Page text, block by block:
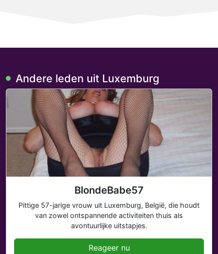
Andere leden uit Luxemburg
BlondeBabe57
Pittige 57-jarige vrouw uit Luxemburg, België, die houdt
van zowel ontspannende activiteiten thuis als
avontuurlijke uitstapjes.
Reageer nu